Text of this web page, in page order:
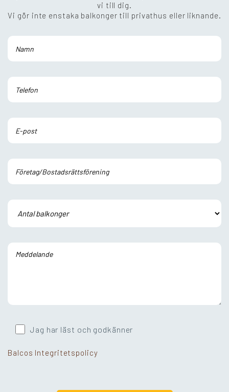
vi till dig.
Vi gör inte enstaka balkonger till privathus eller liknande.
Lämna detta fält tomt.
Jag har läst och godkänner
Balcos Integritetspolicy